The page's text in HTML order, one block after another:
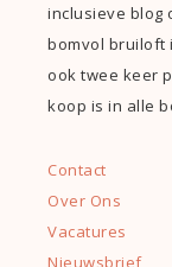
inclusieve blog
bomvol bruiloft
ook twee keer
koop is in alle
Contact
Over Ons
Vacatures
Nieuwsbrief